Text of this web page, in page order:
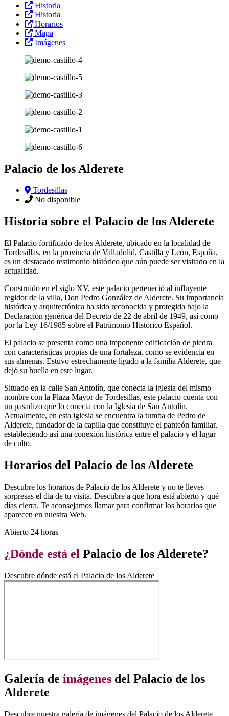
Historia
Historia
Horarios
Mapa
Imágenes
Palacio de los Alderete
Tordesillas
No disponible
Historia sobre el Palacio de los Alderete
El Palacio fortificado de los Alderete, ubicado en la localidad de
Tordesillas, en la provincia de Valladolid, Castilla y León, España,
es un destacado testimonio histórico que aún puede ser visitado en la
actualidad.
Construido en el siglo XV, este palacio perteneció al influyente
regidor de la villa, Don Pedro González de Alderete. Su importancia
histórica y arquitectónica ha sido reconocida y protegida bajo la
Declaración genérica del Decreto de 22 de abril de 1949, así como
por la Ley 16/1985 sobre el Patrimonio Histórico Español.
El palacio se presenta como una imponente edificación de piedra
con características propias de una fortaleza, como se evidencia en
sus almenas. Estuvo estrechamente ligado a la familia Alderete, que
dejó su huella en este lugar.
Situado en la calle San Antolín, que conecta la iglesia del mismo
nombre con la Plaza Mayor de Tordesillas, este palacio cuenta con
un pasadizo que lo conecta con la Iglesia de San Antolín.
Actualmente, en esta iglesia se encuentra la tumba de Pedro de
Alderete, fundador de la capilla que constituye el panteón familiar,
estableciendo así una conexión histórica entre el palacio y el lugar
de culto.
Horarios del Palacio de los Alderete
Descubre los horarios de Palacio de los Alderete y no te lleves
sorpresas el día de tu visita. Descubre a qué hora está abierto y qué
días cierra. Te aconsejamos llamar para confirmar los horarios que
aparecen en nuestra Web.
Abierto 24 horas
¿Dónde está el Palacio de los Alderete?
Descubre dónde está el Palacio de los Alderete
Galería de imágenes del Palacio de los
Alderete
Descubre nuestra galería de imágenes del Palacio de los Alderete.